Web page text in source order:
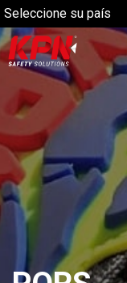
Seleccione su país